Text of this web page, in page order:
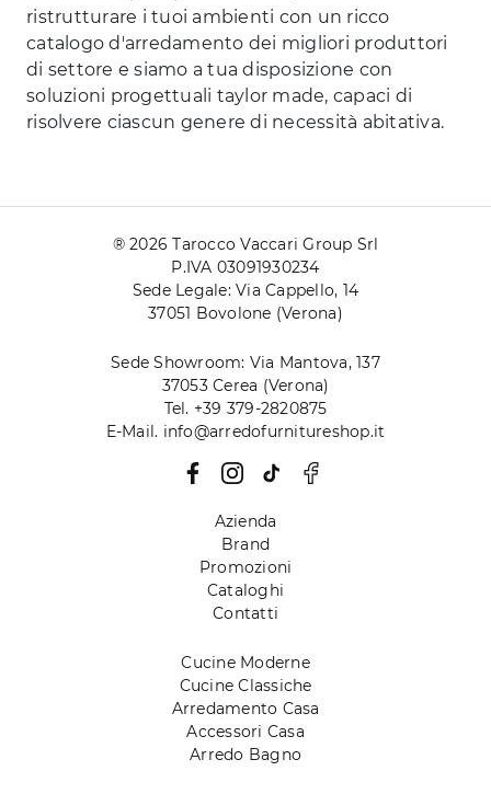
ristrutturare i tuoi ambienti con un ricco
catalogo d'arredamento dei migliori produttori
di settore e siamo a tua disposizione con
soluzioni progettuali taylor made, capaci di
risolvere ciascun genere di necessità abitativa.
® 2026 Tarocco Vaccari Group Srl
P.IVA 03091930234
Sede Legale: Via Cappello, 14
37051 Bovolone (Verona)
Sede Showroom: Via Mantova, 137
37053 Cerea (Verona)
Tel. +39 379-2820875
E-Mail. info@arredofurnitureshop.it
Azienda
Brand
Promozioni
Cataloghi
Contatti
Cucine Moderne
Cucine Classiche
Arredamento Casa
Accessori Casa
Arredo Bagno